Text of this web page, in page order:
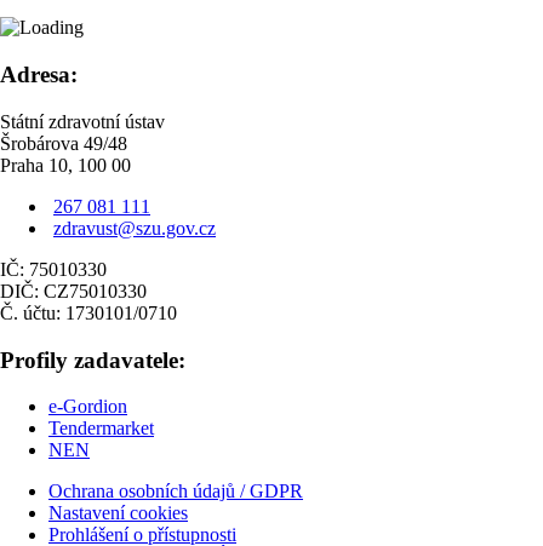
Adresa:
Státní zdravotní ústav
Šrobárova 49/48
Praha 10, 100 00
267 081 111
zdravust@szu.gov.cz
IČ: 75010330
DIČ: CZ75010330
Č. účtu: 1730101/0710
Profily zadavatele:
e-Gordion
Tendermarket
NEN
Ochrana osobních údajů / GDPR
Nastavení cookies
Prohlášení o přístupnosti